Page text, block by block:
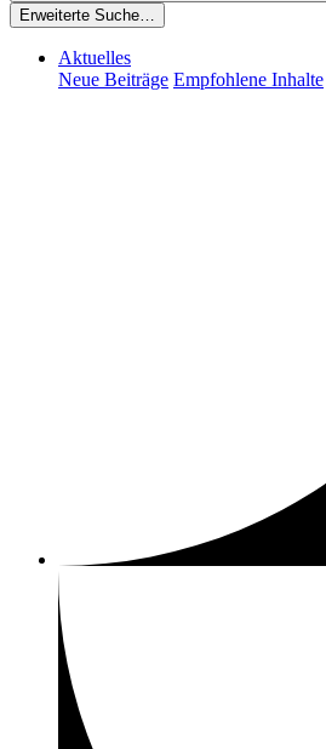
Erweiterte Suche…
Aktuelles
Neue Beiträge Empfohlene Inhalte